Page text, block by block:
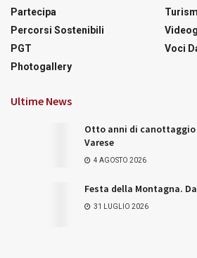
Partecipa
Percorsi Sostenibili
PGT
Photogallery
Voci
Ultime News
Otto anni di
Varese
4 AGOSTO 2026
Festa della Montagna.
31 LUGLIO 2026